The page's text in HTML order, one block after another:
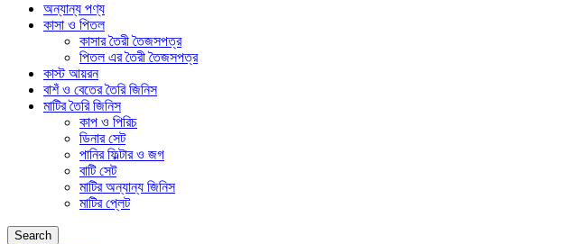
অন্যান্য পণ্য
কাসা ও পিতল
কাসার তৈরী তৈজসপত্র
পিতল এর তৈরী তৈজসপত্র
কাস্ট আয়রন
বাশঁ ও বেতের তৈরি জিনিস
মাটির তৈরি জিনিস
কাপ ও পিরিচ
ডিনার সেট
পানির ফিল্টার ও জগ
বাটি সেট
মাটির অন্যান্য জিনিস
মাটির প্লেট
Search